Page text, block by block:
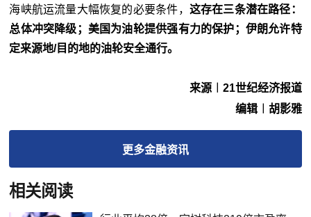
海峡航运流量大幅恢复的必要条件， 这存在三条潜在路径：
总体冲突降级；美国为油轮提供强有力的保护；伊朗允许特
定来源地/目的地的油轮安全通行。
来源︱21世纪经济报道
编辑︱胡影雅
更多金融资讯
相关阅读